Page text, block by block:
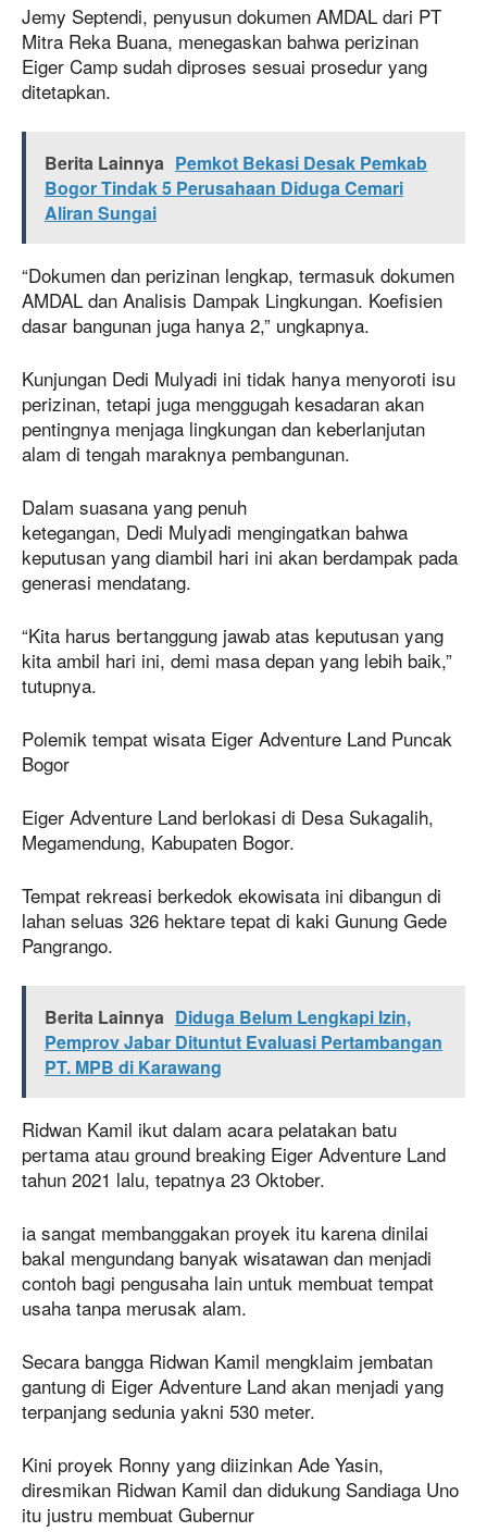
Jemy Septendi, penyusun dokumen AMDAL dari PT
Mitra Reka Buana, menegaskan bahwa perizinan
Eiger Camp sudah diproses sesuai prosedur yang
ditetapkan.
Berita Lainnya Pemkot Bekasi Desak Pemkab
Bogor Tindak 5 Perusahaan Diduga Cemari
Aliran Sungai
“Dokumen dan perizinan lengkap, termasuk dokumen
AMDAL dan Analisis Dampak Lingkungan. Koefisien
dasar bangunan juga hanya 2,” ungkapnya.
Kunjungan Dedi Mulyadi ini tidak hanya menyoroti isu
perizinan, tetapi juga menggugah kesadaran akan
pentingnya menjaga lingkungan dan keberlanjutan
alam di tengah maraknya pembangunan.
Dalam suasana yang penuh
ketegangan, Dedi Mulyadi mengingatkan bahwa
keputusan yang diambil hari ini akan berdampak pada
generasi mendatang.
“Kita harus bertanggung jawab atas keputusan yang
kita ambil hari ini, demi masa depan yang lebih baik,”
tutupnya.
Polemik tempat wisata Eiger Adventure Land Puncak
Bogor
Eiger Adventure Land berlokasi di Desa Sukagalih,
Megamendung, Kabupaten Bogor.
Tempat rekreasi berkedok ekowisata ini dibangun di
lahan seluas 326 hektare tepat di kaki Gunung Gede
Pangrango.
Berita Lainnya Diduga Belum Lengkapi Izin,
Pemprov Jabar Dituntut Evaluasi Pertambangan
PT. MPB di Karawang
Ridwan Kamil ikut dalam acara pelatakan batu
pertama atau ground breaking Eiger Adventure Land
tahun 2021 lalu, tepatnya 23 Oktober.
ia sangat membanggakan proyek itu karena dinilai
bakal mengundang banyak wisatawan dan menjadi
contoh bagi pengusaha lain untuk membuat tempat
usaha tanpa merusak alam.
Secara bangga Ridwan Kamil mengklaim jembatan
gantung di Eiger Adventure Land akan menjadi yang
terpanjang sedunia yakni 530 meter.
Kini proyek Ronny yang diizinkan Ade Yasin,
diresmikan Ridwan Kamil dan didukung Sandiaga Uno
itu justru membuat Gubernur